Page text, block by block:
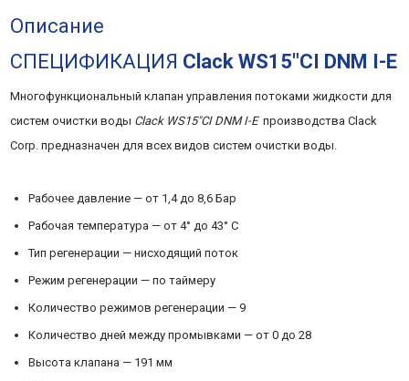
(5
КНОПОК,
Описание
СПЕЦИФИКАЦИЯ Clack WS15″CI DNM I-E
Многофункциональный клапан управления потоками жидкости для
систем очистки воды Clack WS15″CI DNM I-E производства Clack
Corp. предназначен для всех видов систем очистки воды.
Рабочее давление — от 1,4 до 8,6 Бар
Рабочая температура — от 4° до 43° С
Тип регенерации — нисходящий поток
Режим регенерации — по таймеру
Количество режимов регенерации — 9
Количество дней между промывками — от 0 до 28
Высота клапана — 191 мм